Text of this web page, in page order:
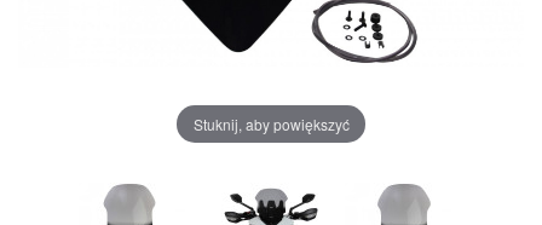
Stuknij, aby powiększyć